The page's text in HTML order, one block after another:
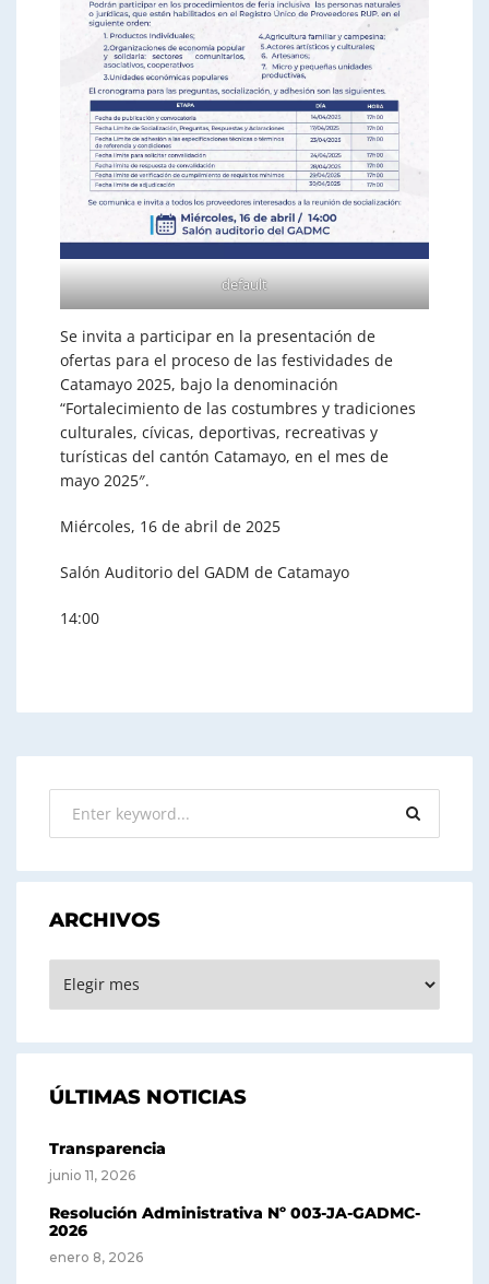
default
Se invita a participar en la presentación de
ofertas para el proceso de las festividades de
Catamayo 2025, bajo la denominación
“Fortalecimiento de las costumbres y tradiciones
culturales, cívicas, deportivas, recreativas y
turísticas del cantón Catamayo, en el mes de
mayo 2025″.
Miércoles, 16 de abril de 2025
Salón Auditorio del GADM de Catamayo
14:00
ARCHIVOS
ÚLTIMAS NOTICIAS
Transparencia
junio 11, 2026
Resolución Administrativa Nº 003-JA-GADMC-
2026
enero 8, 2026